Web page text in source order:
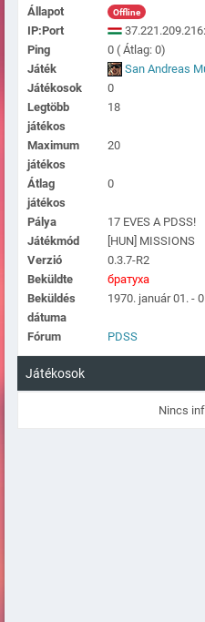
Állapot
Offline
IP:Port
Ping
0 ( Átlag: 0)
Játék
San Andreas
Játékosok
0
Legtöbb
játékos
18
Maximum
játékos
20
Átlag
játékos
0
Pálya
17 EVES A PDSS!
Játékmód
[HUN] MISSIONS
Verzió
0.3.7-R2
Beküldte
братуха
Beküldés
dátuma
1970. január 01. -
Fórum PDSS
Játékosok
Nincs